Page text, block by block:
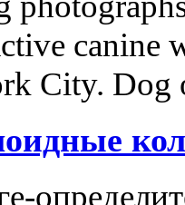
canine
City. Dog